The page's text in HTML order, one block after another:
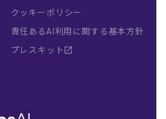
クッキーポリシー
責任あるAI利用に関する基本方針
プレスキット